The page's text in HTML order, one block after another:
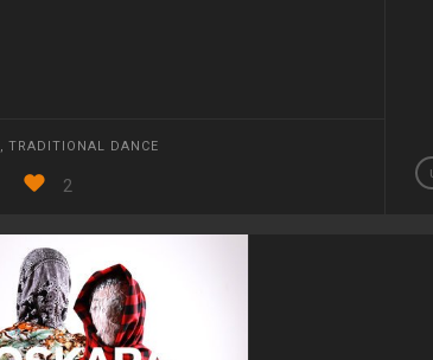
TRADITIONAL DANCE
2